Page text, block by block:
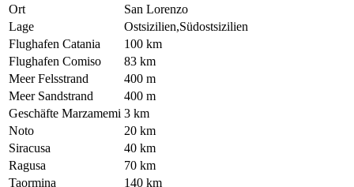
Ort
San Lorenzo
Lage
Ostsizilien,Südostsizilien
Flughafen Catania
100 km
Flughafen Comiso
83 km
Meer Felsstrand
400 m
Meer Sandstrand
400 m
Geschäfte Marzamemi 3 km
Noto
20 km
Siracusa
40 km
Ragusa
70 km
Taormina
140 km